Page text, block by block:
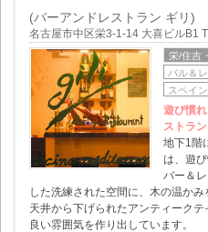
(バーアンドレストラン ギリ)
名古屋市中区栄3-1-14 大喜ビルB1
栄/住吉
バル＆
スペイ
遊び慣
ストラン
地下1階
は、遊
バー＆
した洗練された空間に、木の温か
天井から下げられたアンティーク
良い雰囲気を作り出しています。